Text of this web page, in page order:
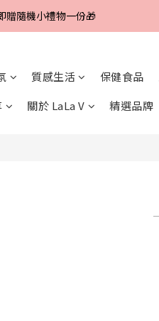
購、回購皆贈100元
贈隨機小禮物一份🎁
質感生活 保健食品
關於 LaLa V 精選品牌